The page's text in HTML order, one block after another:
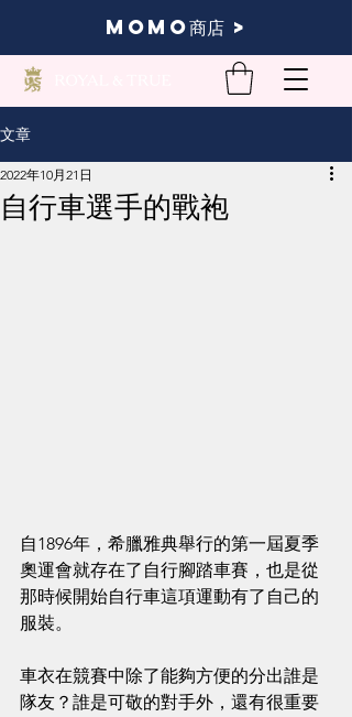
momo商店 >
文章
自行車選手的戰袍
2022年10月21日
自1896年，希臘雅典舉行的第一屆夏季
奧運會就存在了自行腳踏車賽，也是從
那時候開始自行車這項運動有了自己的
服裝。
車衣在競賽中除了能夠方便的分出誰是
隊友？誰是可敬的對手外，還有很重要